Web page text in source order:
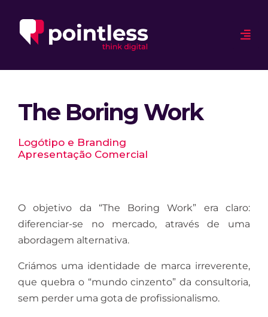
The Boring Work
Logótipo e Branding
Apresentação Comercial
O objetivo da “The Boring Work” era claro:
diferenciar-se no mercado, através de uma
abordagem alternativa.
Criámos uma identidade de marca irreverente,
que quebra o “mundo cinzento” da consultoria,
sem perder uma gota de profissionalismo.